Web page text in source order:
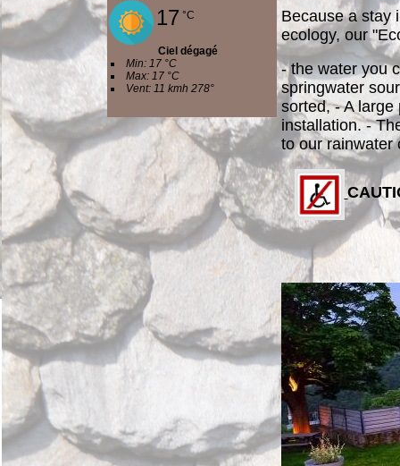
17 °C
Ciel dégagé
Min: 17 °C
Max: 17 °C
Vent: 11 kmh 278°
Because a stay
ecology, our
- the water you
springwater
sorted, - A
installation. -
to our rainwater